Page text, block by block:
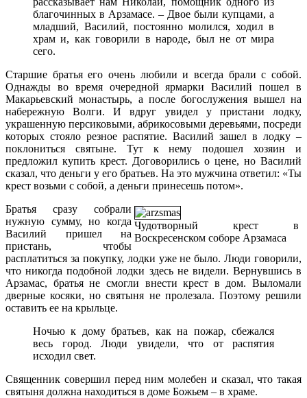
благочинных в Арзамасе. – Двое были купцами, а
младший, Василий, постоянно молился, ходил в
храм и, как говорили в народе, был не от мира
сего.
Старшие братья его очень любили и всегда брали с собой.
Однажды во время очередной ярмарки Василий пошел в
Макарьевский монастырь, а после богослужения вышел на
набережную Волги. И вдруг увидел у пристани лодку,
украшенную персиковыми, абрикосовыми деревьями, посреди
которых стояло резное распятие. Василий зашел в лодку –
поклониться святыне. Тут к нему подошел хозяин и
предложил купить крест. Договорились о цене, но Василий
сказал, что деньги у его братьев. На это мужчина ответил: «Ты
крест возьми с собой, а деньги принесешь потом».
Чудотворный крест в
Воскресенском соборе Арзамаса
Братья сразу собрали
нужную сумму, но когда
Василий пришел на
пристань, чтобы
расплатиться за покупку, лодки уже не было. Люди говорили,
что никогда подобной лодки здесь не видели. Вернувшись в
Арзамас, братья не смогли внести крест в дом. Выломали
дверные косяки, но святыня не пролезала. Поэтому решили
оставить ее на крыльце.
Ночью к дому братьев, как на пожар, сбежался
весь город. Люди увидели, что от распятия
исходил свет.
Священник совершил перед ним молебен и сказал, что такая
святыня должна находиться в доме Божьем – в храме.